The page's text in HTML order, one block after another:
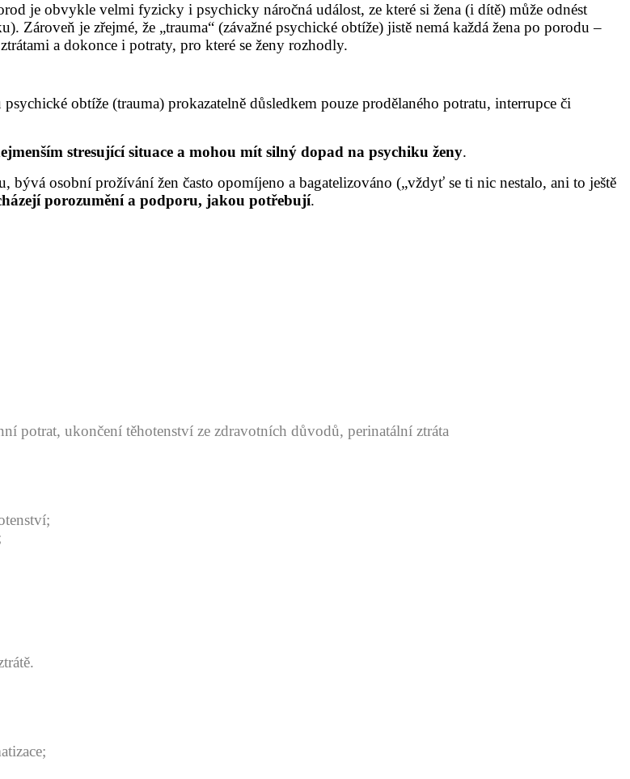
je obvykle velmi fyzicky i psychicky náročná událost, ze které si žena (i dítě) může odnést
Zároveň je zřejmé, že „trauma“ (závažné psychické obtíže) jistě nemá každá žena po porodu –
a dokonce i potraty, pro které se ženy rozhodly.
psychické obtíže (trauma) prokazatelně důsledkem pouze prodělaného potratu, interrupce či
stresující situace a mohou mít silný dopad na psychiku ženy.
osobní prožívání žen často opomíjeno a bagatelizováno („vždyť se ti nic nestalo, ani to ještě
porozumění a podporu, jakou potřebují.
potrat, ukončení těhotenství ze zdravotních důvodů, perinatální ztráta